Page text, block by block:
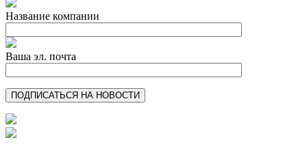
Название компании
Ваша эл. почта